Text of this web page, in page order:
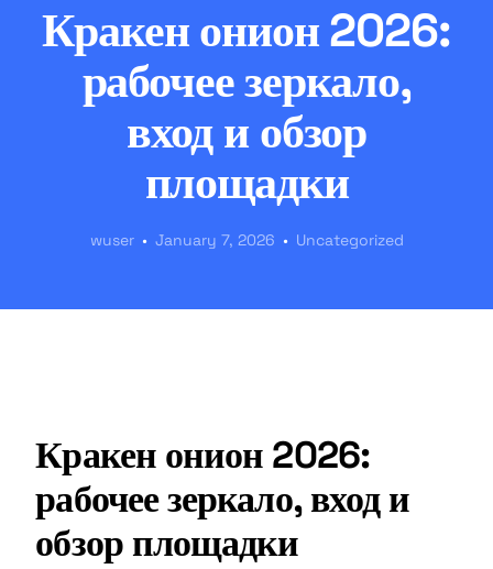
Кракен онион 2026:
рабочее зеркало,
вход и обзор
площадки
wuser January 7, 2026 Uncategorized
Кракен онион 2026:
рабочее зеркало, вход и
обзор площадки